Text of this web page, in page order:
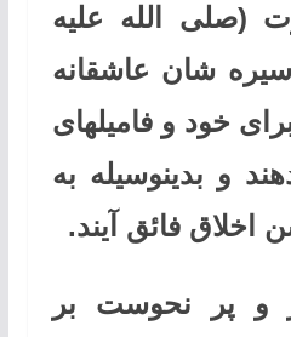
(صلی ‌الله ‌عليه
شان عاشقانه
خود و فامیلهای
و بدینوسیله به
فائق آیند.
و پر نحوست بر